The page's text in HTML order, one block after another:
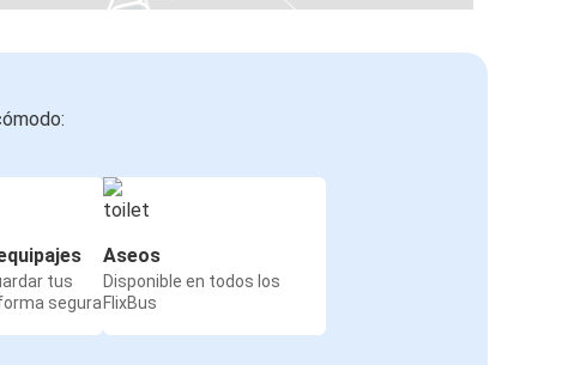
tus
segura
Aseos
Disponible en todos los
FlixBus